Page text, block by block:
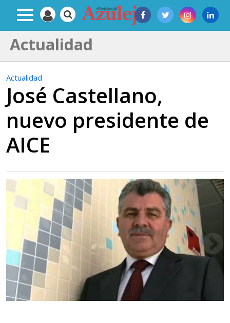
Actualidad
Actualidad
José Castellano,
nuevo presidente de
AICE